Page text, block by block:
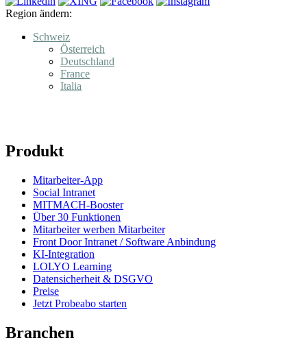
Region ändern:
Schweiz
Österreich
Deutschland
France
Italia
Produkt
Mitarbeiter-App
Social Intranet
MITMACH-Booster
Über 30 Funktionen
Mitarbeiter werben Mitarbeiter
Front Door Intranet / Software Anbindung
KI-Integration
LOLYO Learning
Datensicherheit & DSGVO
Preise
Jetzt Probeabo starten
Branchen